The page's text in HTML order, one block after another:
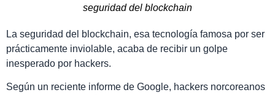
seguridad del blockchain
La seguridad del blockchain, esa tecnología famosa por ser
prácticamente inviolable, acaba de recibir un golpe
inesperado por hackers.
Según un reciente informe de Google, hackers norcoreanos